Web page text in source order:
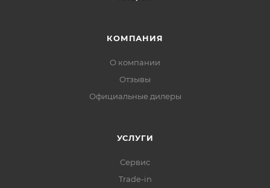
КОМПАНИЯ
О компании
Отзывы
Официальные дилеры
УСЛУГИ
Сервис
Trade-in